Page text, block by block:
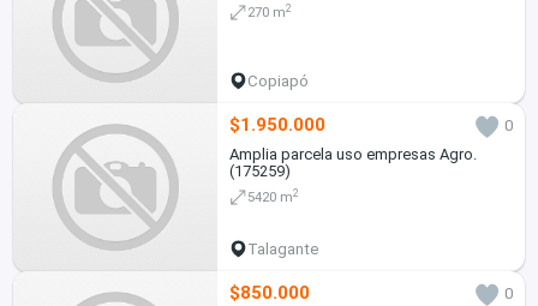
270 m2
Copiapó
$1.950.000
0
Amplia parcela uso empresas Agro.
(175259)
5420 m2
Talagante
$850.000
0